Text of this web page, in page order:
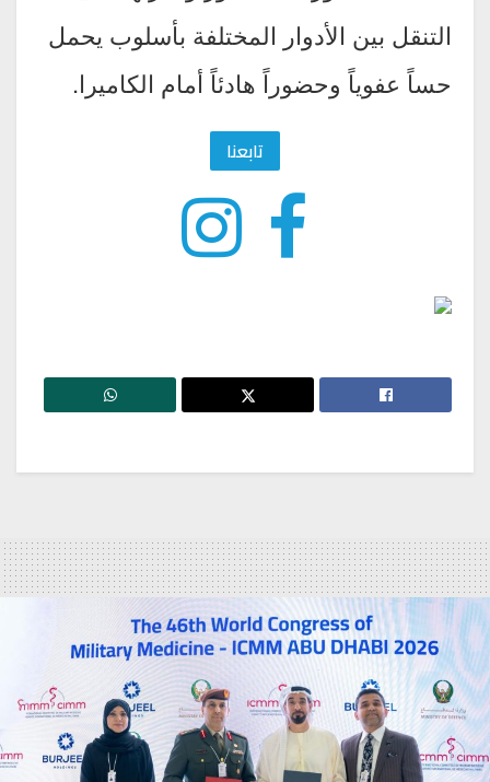
التنقل بين الأدوار المختلفة بأسلوب يحمل
حساً عفوياً وحضوراً هادئاً أمام الكاميرا.
تابعنا